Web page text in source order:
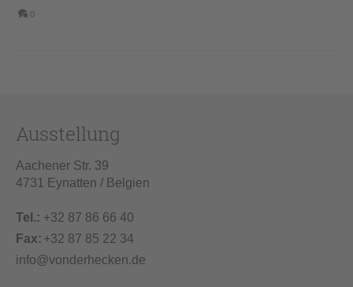
0
Ausstellung
Aachener Str. 39
4731 Eynatten / Belgien
Tel.: +32 87 86 66 40
Fax: +32 87 85 22 34
info@vonderhecken.de